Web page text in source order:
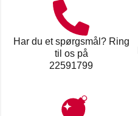
Har du et spørgsmål? Ring
til os på
22591799